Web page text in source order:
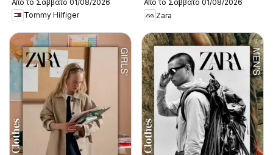
New in Men
Από το Σάββατο 01/08/2026
Tommy Hilfiger
Από το Σάββατο 01/08/2026
Zara